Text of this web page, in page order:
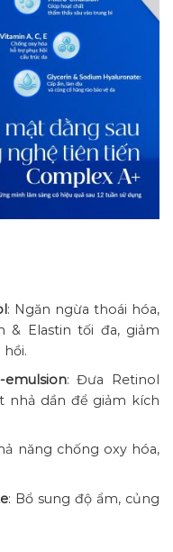
: Ngăn ngừa thoái hóa,
& Elastin tối đa, giảm
: Đưa Retinol
nhả dần để giảm kích
năng chống oxy hóa,
: Bổ sung độ ẩm, củng